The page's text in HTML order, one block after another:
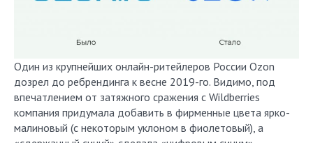
Один из крупнейших онлайн-ритейлеров России Ozon
дозрел до ребрендинга к весне 2019-го. Видимо, под
впечатлением от затяжного сражения с Wildberries
компания придумала добавить в фирменные цвета ярко-
малиновый (с некоторым уклоном в фиолетовый), а